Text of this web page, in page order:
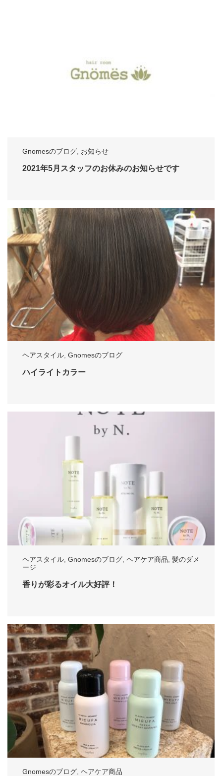
Gnomesのブログ お知らせ
2021年5月スタッフのお休みのお知らせです
ヘアスタイル, Gnomesのブログ
ハイライトカラー
ヘアスタイル Gnomesのブログ ヘアケア商品 髪のダメ
ージ
香りが彩るオイル大好評！
Gnomesのブログ ヘアケア商品